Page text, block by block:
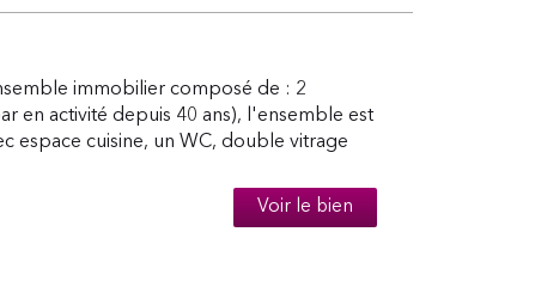
immobilier composé de : 2
en activité depuis 40 ans), l'ensemble est
espace cuisine, un WC, double vitrage
Voir le bien